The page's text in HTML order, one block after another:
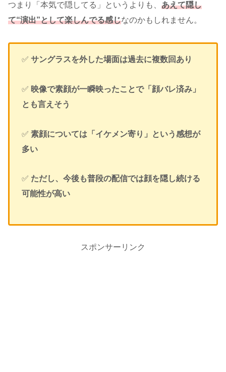
つまり「本気で隠してる」というよりも、 あえて隠し
て“演出”として楽しんでる感じなのかもしれません。
✅ サングラスを外した場面は過去に複数回あり
✅ 映像で素顔が一瞬映ったことで「顔バレ済み」
とも言えそう
✅ 素顔については「イケメン寄り」という感想が
多い
✅ ただし、今後も普段の配信では顔を隠し続ける
可能性が高い
スポンサーリンク